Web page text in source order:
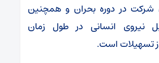
شرکت در دوره بحران و همچنین
نیروی انسانی در طول زمان
تسهیلات است.